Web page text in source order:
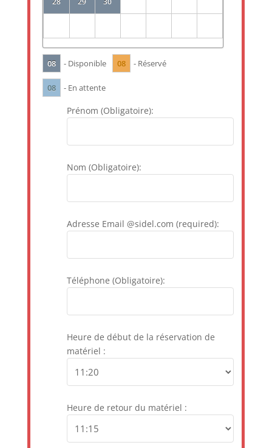
08 - Disponible 08 - Réservé
08 - En attente
Prénom (Obligatoire):
Nom (Obligatoire):
Adresse Email @sidel.com (required):
Téléphone (Obligatoire):
Heure de début de la réservation de
matériel :
Heure de retour du matériel :